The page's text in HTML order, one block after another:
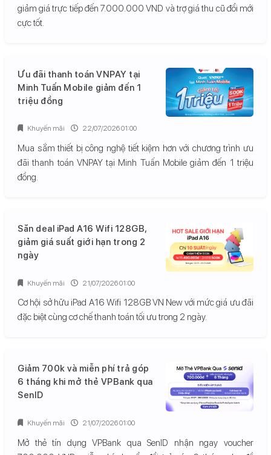
giảm giá trực tiếp đến 7.000.000 VND và trợ giá thu cũ đổi mới
cực tốt.
Ưu đãi thanh toán VNPAY tại
Minh Tuấn Mobile giảm đến 1
triệu đồng
Mua sắm thiết bị công nghệ tiết kiệm hơn với chương trình ưu
đãi thanh toán VNPAY tại Minh Tuấn Mobile giảm đến 1 triệu
đồng.
Khuyến mãi 22/07/2026 01:00
Săn deal iPad A16 Wifi 128GB,
giảm giá suất giới hạn trong 2
ngày
Cơ hội sở hữu iPad A16 Wifi 128GB VN New với mức giá ưu đãi
đặc biệt cùng cơ chế thanh toán tối ưu trong 2 ngày.
Khuyến mãi 21/07/2026 01:00
Giảm 700k và miễn phí trả góp
6 tháng khi mở thẻ VPBank qua
SenID
Mở thẻ tín dụng VPBank qua SenID nhận ngay voucher
Khuyến mãi 21/07/2026 01:00